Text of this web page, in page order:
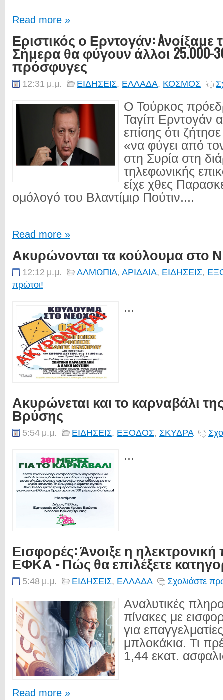
Read more »
Εριστικός ο Ερντογάν: Aνοίξαμε
Σήμερα θα φύγουν άλλοι 25.000-
πρόσφυγες
12:31 μ.μ. ΕΙΔΗΣΕΙΣ, ΕΛΛΑΔΑ, ΚΟΣΜΟΣ
Ο Τούρκος
Ταγίπ Ερντογάν
επίσης ότι
«να φύγει από
στη Συρία στη
τηλεφωνικής
είχε χθες
ομόλογό του Βλαντίμιρ Πούτιν....
Read more »
Ακυρώνονται τα κούλουμα στο
12:12 μ.μ. ΑΛΜΩΠΙΑ, ΑΡΙΔΑΙΑ, ΕΙΔΗΣΕΙΣ,
πρώτοι!
...
Ακυρώνεται και το καρναβάλι
Βρύσης
5:54 μ.μ. ΕΙΔΗΣΕΙΣ, ΕΞΟΔΟΣ, ΣΚΥΔΡΑ
...
Εισφορές: Άνοιξε η
ΕΦΚΑ - Πώς θα επιλέξετε
5:48 μ.μ. ΕΙΔΗΣΕΙΣ, ΕΛΛΑΔΑ Σχολιάστε
Αναλυτικές
πίνακες με
για
μπλοκάκια. Τι
1,44 εκατ.
Read more »